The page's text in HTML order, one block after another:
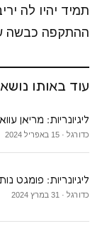
תמיד יהיו לה
ההתקפה כבשה
עוד באותו נושא
ליגיונריות: מריאן
כדורגל · 15 באפריל 2024
ליגיונריות: פומגט
כדורגל · 31 במרץ 2024